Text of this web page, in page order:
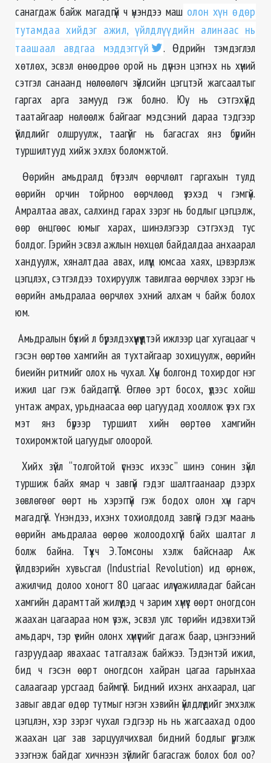
санагдаж байж магадгүй ч үнэндээ маш олон хүн өдөр
тутамдаа хийдэг ажил, үйлдлүүдийн алинаас нь
таашаал авдгаа мэддэггүй
. Өдрийн тэмдэглэл
хөтлөх, эсвэл өнөөдрөө орой нь дүгнэн цэгнэх нь хүний
сэтгэл санаанд нөлөөлөгч зүйлсийн цэгцтэй жагсаалтыг
гаргах арга замууд гэж болно. Юу нь сэтгэхүйд
таатайгаар нөлөөлж байгааг мэдсэний дараа тэдгээр
үйлдлийг олшруулж, таагүйг нь багасгах янз бүрийн
туршилтууд хийж эхлэх боломжтой.
Өөрийн амьдралд бүтээлч өөрчлөлт гаргахын тулд
өөрийн орчин тойрноо өөрчлөөд үзэхэд ч гэмгүй.
Амралтаа авах, салхинд гарах зэрэг нь бодлыг цэгцэлж,
өөр өнцгөөс юмыг харах, шинэлэгээр сэтгэхэд тус
болдог. Гэрийн эсвэл ажлын нөхцөл байдалдаа анхаарал
хандуулж, хяналтдаа авах, илүүц юмсаа хаях, цэвэрлэж
цэгцлэх, сэтгэлдээ тохируулж тавилгаа өөрчлөх зэрэг нь
өөрийн амьдралаа өөрчлөх эхний алхам ч байж болох
юм.
Амьдралын бүхий л бүрэлдэхүүнүүдтэй ижлээр цаг хугацааг ч
гэсэн өөртөө хамгийн ая тухтайгаар зохицуулж, өөрийн
биеийн ритмийг олох нь чухал. Хүн болгонд тохирдог нэг
ижил цаг гэж байдаггүй. Өглөө эрт босох, үдээс хойш
унтаж амрах, урьднаасаа өөр цагуудад хооллож үзэх гэх
мэт янз бүрээр туршилт хийн өөртөө хамгийн
тохиромжтой цагуудыг олоорой.
Хийх зүйл “толгойтой үснээс ихээс” шинэ сонин зүйл
туршиж байх ямар ч завгүй гэдэг шалтгаанаар дээрх
зөвлөгөөг өөрт нь хэрэггүй гэж бодох олон хүн гарч
магадгүй. Үнэндээ, ихэнх тохиолдолд завгүй гэдэг маань
өөрийн амьдралаа өөрөө жолоодохгүй байх шалтаг л
болж байна. Түүхч Э.Томсоны хэлж байснаар Аж
үйлдвэрийн хувьсгал (Industrial Revolution) ид өрнөж,
ажилчид долоо хоногт 80 цагаас илүү ажилладаг байсан
хамгийн дарамттай жилүүдэд ч зарим хүмүүс өөрт оногдсон
жаахан цагаараа ном үзэж, эсвэл улс төрийн идэвхитэй
амьдарч, тэр үеийн олонх хүмүүсийг дагаж баар, цэнгээний
газруудаар явахаас татгалзаж байжээ. Тэдэнтэй ижил,
бид ч гэсэн өөрт оногдсон хайран цагаа гарынхаа
салаагаар урсгаад баймгүй. Бидний ихэнх анхаарал, цаг
завыг авдаг өдөр тутмыг нэгэн хэвийн үйлдлүүдийг эмхэлж
цэгцлэн, хэр зэрэг чухал гэдгээр нь нь жагсаахад одоо
жаахан цаг зав зарцуулчихвал бидний бодлыг үргэлж
эзэгнэж байдаг хичнээн зүйлийг багасгаж болох бол оо?